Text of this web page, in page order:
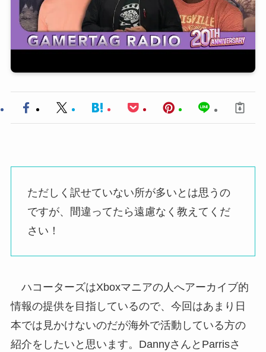
ただしく訳せていない所が多いとは思うの
ですが、間違ってたら遠慮なく教えてくだ
さい！
ハコーターズはXboxマニアの人へアーカイブ的
情報の提供を目指しているので、今回はあまり日
本では見かけないのだが海外で活動している方の
紹介をしたいと思います。DannyさんとParrisさ